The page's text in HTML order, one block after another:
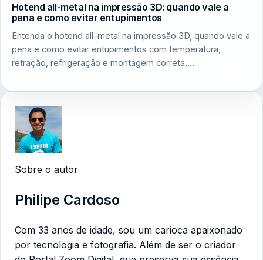
Hotend all-metal na impressão 3D: quando vale a
pena e como evitar entupimentos
Entenda o hotend all-metal na impressão 3D, quando vale a
pena e como evitar entupimentos com temperatura,
retração, refrigeração e montagem correta,…
Sobre o autor
Philipe Cardoso
Com 33 anos de idade, sou um carioca apaixonado
por tecnologia e fotografia. Além de ser o criador